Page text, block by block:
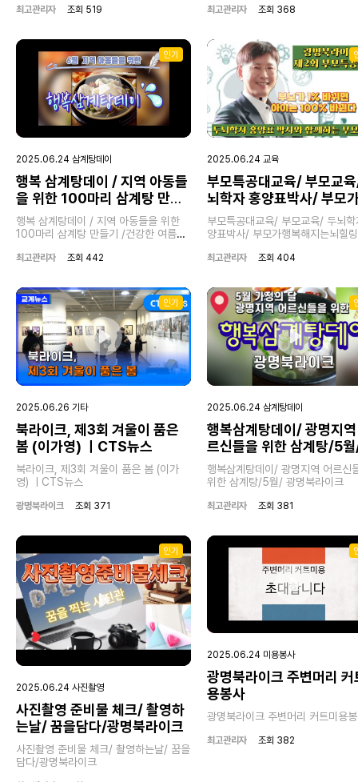
최고관리자 조회 519 최고관리자 조회 368
Play
01:28
MuteEnter
fullscreen
Play
인기
2025.06.24 삼계탕데이
행복 삼계탕데이 / 지역 아동들
을 위한 100마리 삼계탕 만들
기 /건강한 여름나기 / 광명북
라이크
행복 삼계탕데이 / 지역 아동들을 위한
100마리 삼계탕 만들기 /건강한 여름나
최고관리자 조회 442
Play
02:04
Play
2025.06.24 교육
부모특공대교육/ 부모교
뇌학자 홍양표박사/ 부모
복해지는뇌힐링/ 광명북
크
부모특공대교육/ 부모교육/ 두뇌학
양표박사/ 부모가행복해지는뇌힐
최고관리자 조회 404
Play
00:43
Mute
fullscreen
Play
인기
2025.06.26 기타
북라이크, 제3회 겨울이 품은
봄 (이가영) ㅣCTS뉴스
북라이크, 제3회 겨울이 품은 봄 (이가
영) ㅣCTS뉴스
광명북라이크 조회 371
Play
01:20
Play
2025.06.24 삼계탕데이
행복삼계탕데이/ 광명지
르신들을 위한 삼계탕/5
명북라이크
행복삼계탕데이/ 광명지역 어르신
위한 삼계탕/5월/ 광명북라이크
최고관리자 조회 381
Play
00:57
Mute Enter
fullscreen
인기
2025.06.24 사진촬영
사진촬영 준비물 체크/ 촬영하
는날/ 꿈을담다/광명북라이크
사진촬영 준비물 체크/ 촬영하는날/ 꿈을
담다/광명북라이크
Play
01:20
2025.06.24 미용봉사
광명북라이크 주변머리 커트미
용봉사
광명북라이크 주변머리 커트미용
최고관리자 조회 382